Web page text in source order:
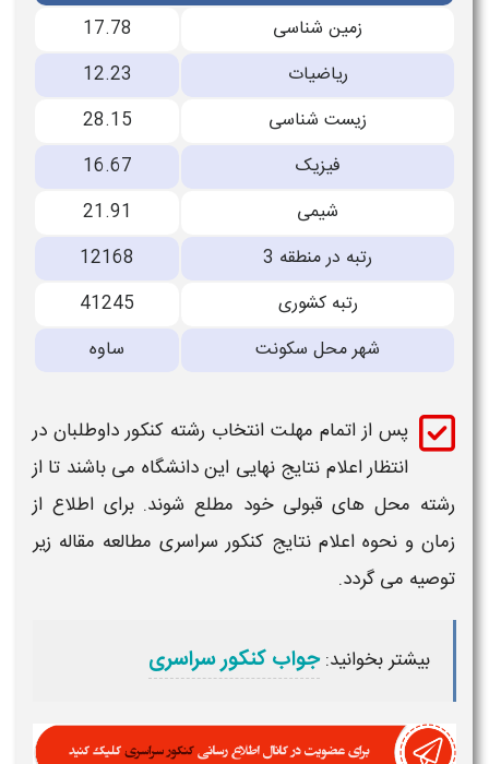
زمین شناسی
17.78
رياضيات
12.23
زیست شناسی
28.15
فیزیک
16.67
شیمی
21.91
رتبه در منطقه 3
12168
رتبه کشوری
41245
شهر محل سکونت
ساوه
پس از اتمام مهلت انتخاب رشته کنکور داوطلبان در
انتظار اعلام نتایج نهایی ایندانشگاه می باشند تا از
رشته محل های قبولیخود مطلع شوند. برای اطلاع از
زمان و نحوه اعلام نتایج کنکور سراسری مطالعه مقاله زیر
توصیه می گردد.
بیشتر بخوانید:جواب کنکور سراسری